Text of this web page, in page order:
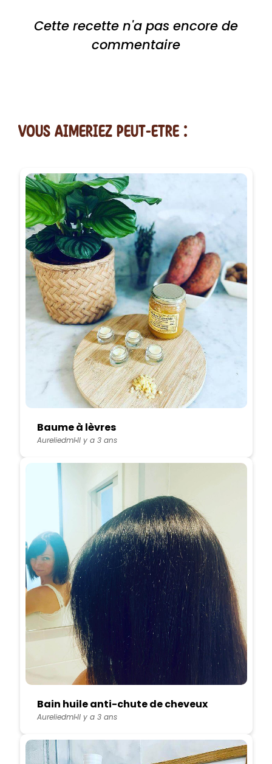
Cette recette n'a pas encore de
commentaire
vous AIMERiEZ PEUT-ETRE :
Baume à lèvres
AureliedmlIl y a 3 ans
Bain huile anti-chute de cheveux
AureliedmlIl y a 3 ans